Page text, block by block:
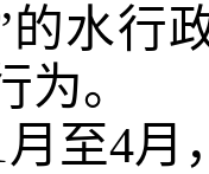
的水行
为。
月 至4月